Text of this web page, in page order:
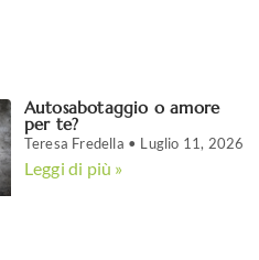
Autosabotaggio o amore
per te?
Teresa Fredella Luglio 11, 2026
Leggi di più »